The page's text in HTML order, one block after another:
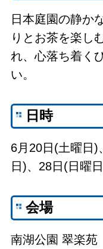
日本庭園の静か
りとお茶を楽し
れ、心落ち着く
い。
日時
6月20日(土曜日)
日)、28日(日曜
会場
南湖公園 翠楽苑